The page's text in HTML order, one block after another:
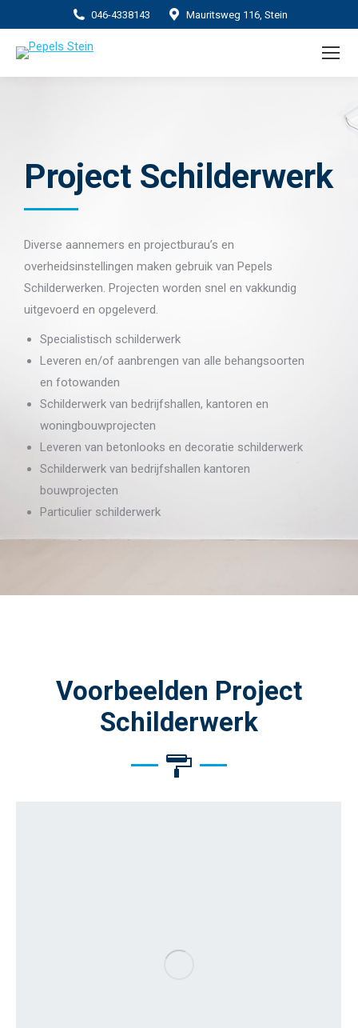
046-4338143 Mauritsweg 116, Stein
Project Schilderwerk
Diverse aannemers en projectburau’s en
overheidsinstellingen maken gebruik van Pepels
Schilderwerken. Projecten worden snel en vakkundig
uitgevoerd en opgeleverd.
Specialistisch schilderwerk
Leveren en/of aanbrengen van alle behangsoorten
en fotowanden
Schilderwerk van bedrijfshallen, kantoren en
woningbouwprojecten
Leveren van betonlooks en decoratie schilderwerk
Schilderwerk van bedrijfshallen kantoren
bouwprojecten
Particulier schilderwerk
Voorbeelden Project
Schilderwerk